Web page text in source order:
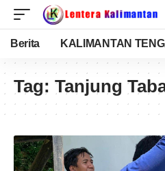
Berita KALIMANTAN
Tag: Tanjung